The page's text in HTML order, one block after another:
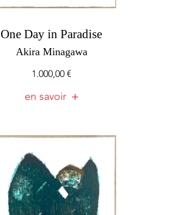
One Day in Paradise
Akira Minagawa
1.000,00€
en savoir